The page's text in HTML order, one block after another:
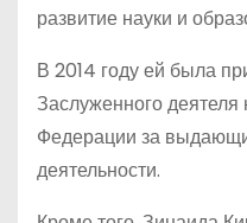
развитие науки и
В 2014 году ей была
Заслуженного деятеля
Федерации за
деятельности.